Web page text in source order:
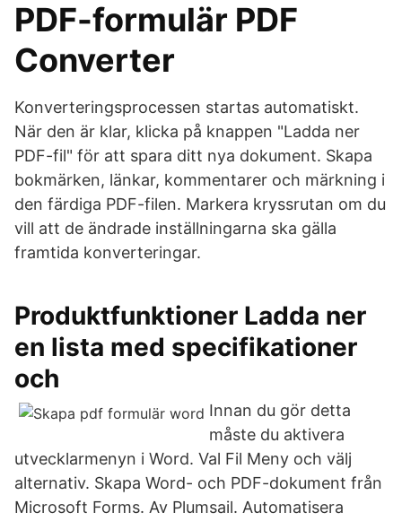
PDF-formulär PDF
Converter
Konverteringsprocessen startas automatiskt.
När den är klar, klicka på knappen "Ladda ner
PDF-fil" för att spara ditt nya dokument. Skapa
bokmärken, länkar, kommentarer och märkning i
den färdiga PDF-filen. Markera kryssrutan om du
vill att de ändrade inställningarna ska gälla
framtida konverteringar.
Produktfunktioner Ladda ner
en lista med specifikationer
och
Innan du gör detta
måste du aktivera
utvecklarmenyn i Word. Val Fil Meny och välj
alternativ. Skapa Word- och PDF-dokument från
Microsoft Forms. Av Plumsail. Automatisera